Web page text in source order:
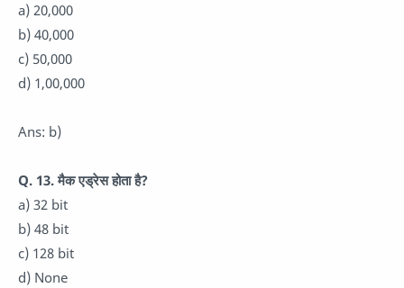
a) 20,000
b) 40,000
c) 50,000
d) 1,00,000
Ans: b)
Q. 13. मैक एड्रेस होता है?
a) 32 bit
b) 48 bit
c) 128 bit
d) None